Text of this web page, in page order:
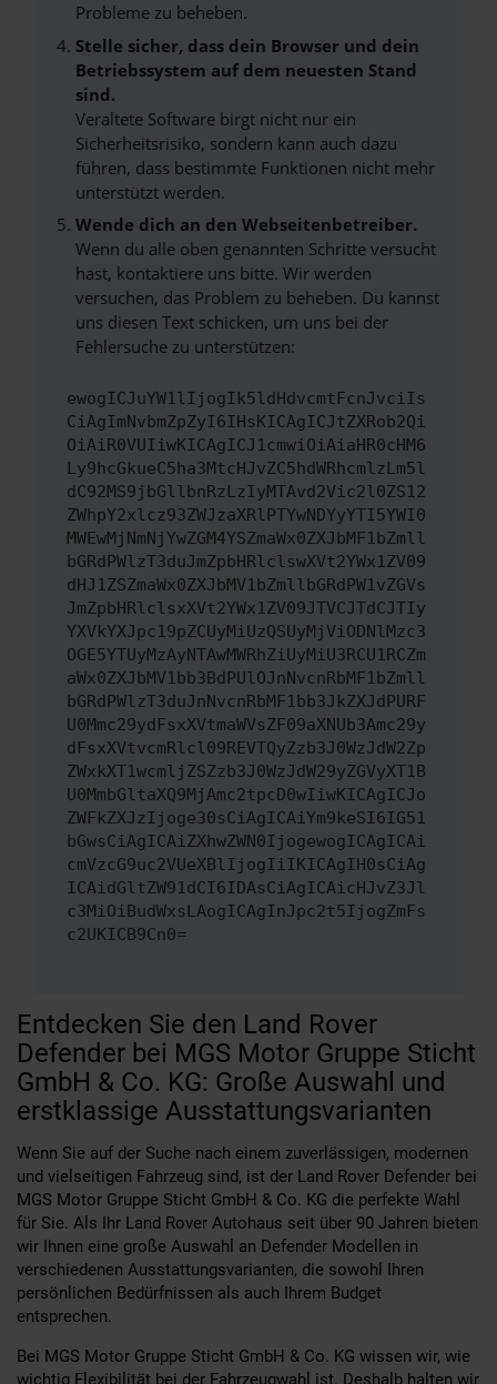
Probleme zu beheben.
Stelle sicher, dass dein Browser und dein
Betriebssystem auf dem neuesten Stand
sind.
Veraltete Software birgt nicht nur ein
Sicherheitsrisiko, sondern kann auch dazu
führen, dass bestimmte Funktionen nicht mehr
unterstützt werden.
Wende dich an den Webseitenbetreiber.
Wenn du alle oben genannten Schritte versucht
hast, kontaktiere uns bitte. Wir werden
versuchen, das Problem zu beheben. Du kannst
uns diesen Text schicken, um uns bei der
Fehlersuche zu unterstützen:
ewogICJuYW1lIjogIk5ldHdvcmtFcnJvciIs
CiAgImNvbmZpZyI6IHsKICAgICJtZXRob2Qi
OiAiR0VUIiwKICAgICJ1cmwiOiAiaHR0cHM6
Ly9hcGkueC5ha3MtcHJvZC5hdWRhcmlzLm5l
dC92MS9jbGllbnRzLzIyMTAvd2Vic2l0ZS12
ZWhpY2xlcz93ZWJzaXRlPTYwNDYyYTI5YWI0
MWEwMjNmNjYwZGM4YSZmaWx0ZXJbMF1bZmll
bGRdPWlzT3duJmZpbHRlclswXVt2YWx1ZV09
dHJ1ZSZmaWx0ZXJbMV1bZmllbGRdPW1vZGVs
JmZpbHRlclsxXVt2YWx1ZV09JTVCJTdCJTIy
YXVkYXJpc19pZCUyMiUzQSUyMjViODNlMzc3
OGE5YTUyMzAyNTAwMWRhZiUyMiU3RCU1RCZm
aWx0ZXJbMV1bb3BdPUlOJnNvcnRbMF1bZmll
bGRdPWlzT3duJnNvcnRbMF1bb3JkZXJdPURF
U0Mmc29ydFsxXVtmaWVsZF09aXNUb3Amc29y
dFsxXVtvcmRlcl09REVTQyZzb3J0WzJdW2Zp
ZWxkXT1wcmljZSZzb3J0WzJdW29yZGVyXT1B
U0MmbGltaXQ9MjAmc2tpcD0wIiwKICAgICJo
ZWFkZXJzIjoge30sCiAgICAiYm9keSI6IG51
bGwsCiAgICAiZXhwZWN0IjogewogICAgICAi
cmVzcG9uc2VUeXBlIjogIiIKICAgIH0sCiAg
ICAidGltZW91dCI6IDAsCiAgICAicHJvZ3Jl
c3MiOiBudWxsLAogICAgInJpc2t5IjogZmFs
c2UKICB9Cn0=
Entdecken Sie den Land Rover
Defender bei MGS Motor Gruppe Sticht
GmbH & Co. KG: Große Auswahl und
erstklassige Ausstattungsvarianten
Wenn Sie auf der Suche nach einem zuverlässigen, modernen
und vielseitigen Fahrzeug sind, ist der Land Rover Defender bei
MGS Motor Gruppe Sticht GmbH & Co. KG die perfekte Wahl
für Sie. Als Ihr Land Rover Autohaus seit über 90 Jahren bieten
wir Ihnen eine große Auswahl an Defender Modellen in
verschiedenen Ausstattungsvarianten, die sowohl Ihren
persönlichen Bedürfnissen als auch Ihrem Budget
entsprechen.
Bei MGS Motor Gruppe Sticht GmbH & Co. KG wissen wir, wie
wichtig Flexibilität bei der Fahrzeugwahl ist. Deshalb halten wir